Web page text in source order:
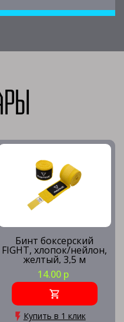
Бинт боксерский
FIGHT, хлопок/нейлон,
желтый, 3,5 м
14.00 р
Купить в 1 клик